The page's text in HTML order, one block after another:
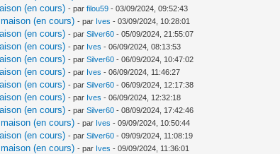
(en cours) - parfilou59 - 03/09/2024, 09:52:43
(en cours) - par Ives - 03/09/2024, 10:28:01
(en cours) - parSilver60 - 05/09/2024, 21:55:07
(en cours) - par Ives - 06/09/2024, 08:13:53
(en cours) - parSilver60 - 06/09/2024, 10:47:02
(en cours) - par Ives - 06/09/2024, 11:46:27
(en cours) - parSilver60 - 06/09/2024, 12:17:38
(en cours) - par Ives - 06/09/2024, 12:32:18
(en cours) - parSilver60 - 08/09/2024, 17:42:46
(en cours) - par Ives - 09/09/2024, 10:50:44
(en cours) - parSilver60 - 09/09/2024, 11:08:19
(en cours) - par Ives - 09/09/2024, 11:36:01